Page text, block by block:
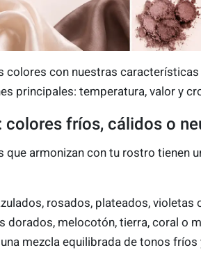
colores con nuestras
principales: temperatura, valor y
colores fríos, cálidos o
armonizan con tu rostro tienen
rosados, plateados, violetas
dorados, melocotón, tierra, coral o
mezcla equilibrada de tonos fríos